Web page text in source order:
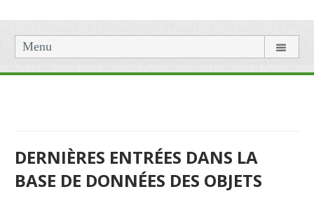
Menu
DERNIÈRES ENTRÉES DANS LA
BASE DE DONNÉES DES OBJETS